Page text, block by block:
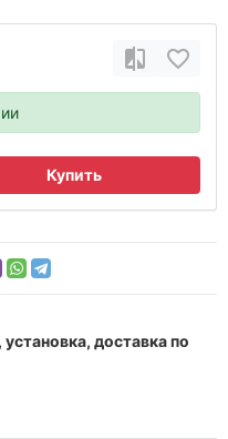
Купить
доставка по